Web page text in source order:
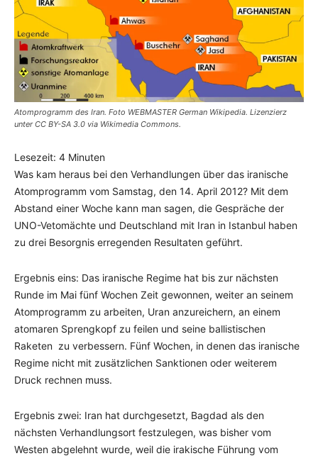
Atomprogramm des Iran. Foto WEBMASTER German Wikipedia. Lizenzierz
unter CC BY-SA 3.0 via Wikimedia Commons.
Lesezeit: 4 Minuten
Was kam heraus bei den Verhandlungen über das iranische
Atomprogramm vom Samstag, den 14. April 2012? Mit dem
Abstand einer Woche kann man sagen, die Gespräche der
UNO-Vetomächte und Deutschland mit Iran in Istanbul haben
zu drei Besorgnis erregenden Resultaten geführt.
Ergebnis eins: Das iranische Regime hat bis zur nächsten
Runde im Mai fünf Wochen Zeit gewonnen, weiter an seinem
Atomprogramm zu arbeiten, Uran anzureichern, an einem
atomaren Sprengkopf zu feilen und seine ballistischen
Raketen zu verbessern. Fünf Wochen, in denen das iranische
Regime nicht mit zusätzlichen Sanktionen oder weiterem
Druck rechnen muss.
Ergebnis zwei: Iran hat durchgesetzt, Bagdad als den
nächsten Verhandlungsort festzulegen, was bisher vom
Westen abgelehnt wurde, weil die irakische Führung vom